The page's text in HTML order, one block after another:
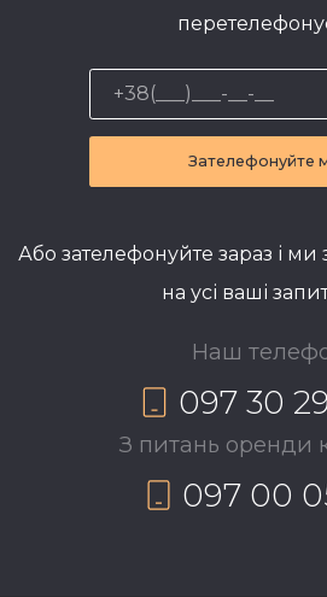
Зателефонуйте
Або зателефонуйте зараз і ми
на усі ваші
Наш
097 30
З питань оренди
097 00